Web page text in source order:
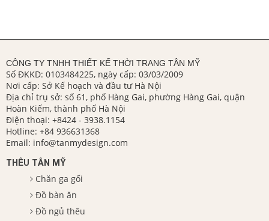
CÔNG TY TNHH THIẾT KẾ THỜI TRANG TÂN MỸ
Số ĐKKD: 0103484225, ngày cấp: 03/03/2009
Nơi cấp: Sở Kế hoạch và đầu tư Hà Nội
Địa chỉ trụ sở: số 61, phố Hàng Gai, phường Hàng Gai, quận
Hoàn Kiếm, thành phố Hà Nội
Điện thoại: +8424 - 3938.1154
Hotline: +84 936631368
Email: info@tanmydesign.com
THÊU TÂN MỸ
Chăn ga gối
Đồ bàn ăn
Đồ ngủ thêu